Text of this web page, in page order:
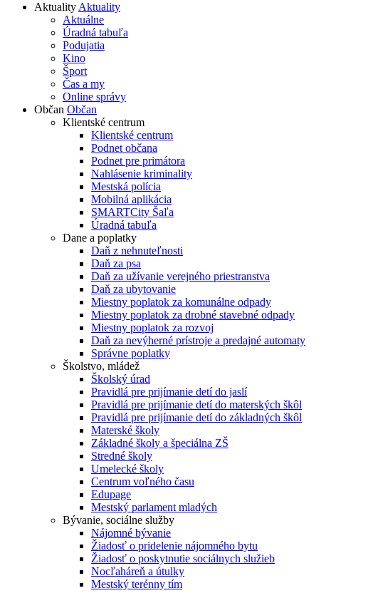
AktualityAktuality
Aktuálne
Úradná tabuľa
Podujatia
Kino
Šport
Čas a my
Online správy
Občan Občan
Klientské centrum
Klientské centrum
Podnet občana
Podnet pre primátora
Nahlásenie kriminality
Mestská polícia
Mobilná aplikácia
SMARTCity Šaľa
Úradná tabuľa
Dane a poplatky
Daň z nehnuteľnosti
Daň za psa
Daň za užívanie verejného priestranstva
Daň za ubytovanie
Miestny poplatok za komunálne odpady
Miestny poplatok za drobné stavebné odpady
Miestny poplatok za rozvoj
Daň za nevýherné prístroje a predajné automaty
Správne poplatky
Školstvo, mládež
Školský úrad
Pravidlá pre prijímanie detí do jaslí
Pravidlá pre prijímanie detí do materských škôl
Pravidlá pre prijímanie detí do základných škôl
Materské školy
Základné školy a špeciálna ZŠ
Stredné školy
Umelecké školy
Centrum voľného času
Edupage
Mestský parlament mladých
Bývanie, sociálne služby
Nájomné bývanie
Žiadosť o pridelenie nájomného bytu
Žiadosť o poskytnutie sociálnych služieb
Nocľaháreň a útulky
Mestský terénny tím